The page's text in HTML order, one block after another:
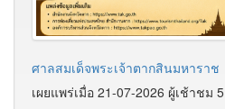
ศาลสมเด็จพระเจ้าตากสินมหาราช
เผยแพร่เมื่อ 21-07-2026 ผู้เช้าชม 5